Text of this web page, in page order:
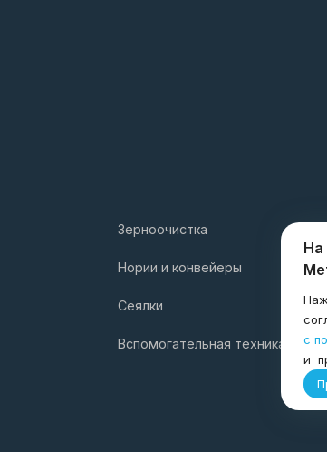
Зерноочистка
Нории и конвейеры
Сеялки
Вспомогательная техника
На
с
и